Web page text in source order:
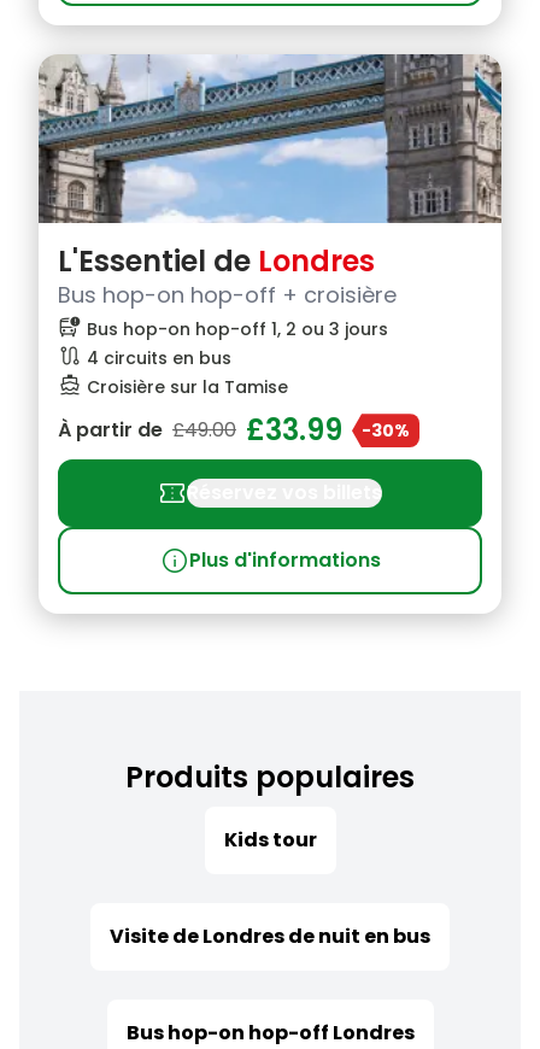
L'Essentiel de Londres
Bus hop-on hop-off + croisière
bus_alert Bus hop-on hop-off 1, 2 ou 3 jours
route 4 circuits en bus
directions_boat Croisière sur la Tamise
À partir de £49.00 £33.99 -30%
confirmation_numberRéservez vos billets
infoPlus d'informations
Produits populaires
Kids tour
Visite de Londres de nuit en bus
Bus hop-on hop-off Londres